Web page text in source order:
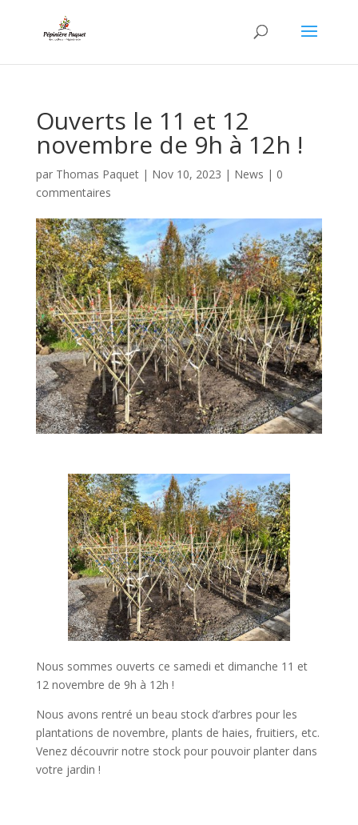
Ouverts le 11 et 12
novembre de 9h à 12h !
par Thomas Paquet| Nov 10, 2023 | News | 0
commentaires
Nous sommes ouverts ce samedi et dimanche 11 et
12 novembre de 9h à 12h !
Nous avons rentré un beau stock d’arbres pour les
plantations de novembre, plants de haies, fruitiers, etc.
Venez découvrir notre stock pour pouvoir planter dans
votre jardin !